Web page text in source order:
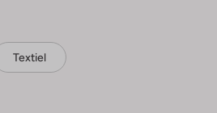
Textiel